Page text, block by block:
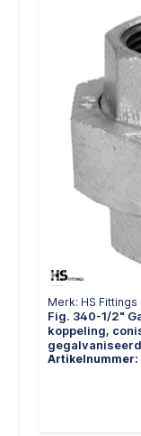
Merk: HS Fittings
Fig. 340-1/2"
koppeling,
Artikelnummer: